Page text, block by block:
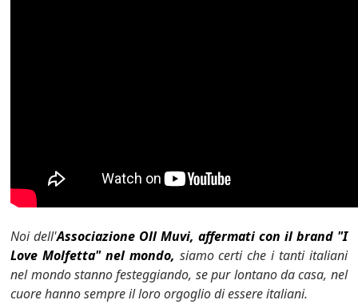
Noi dell'Associazione Oll Muvi, affermati con il brand "I
Love Molfetta" nel mondo, siamo certi che i tanti italiani
nel mondo stanno festeggiando, se pur lontano da casa, nel
cuore hanno sempre il loro orgoglio di essere italiani.